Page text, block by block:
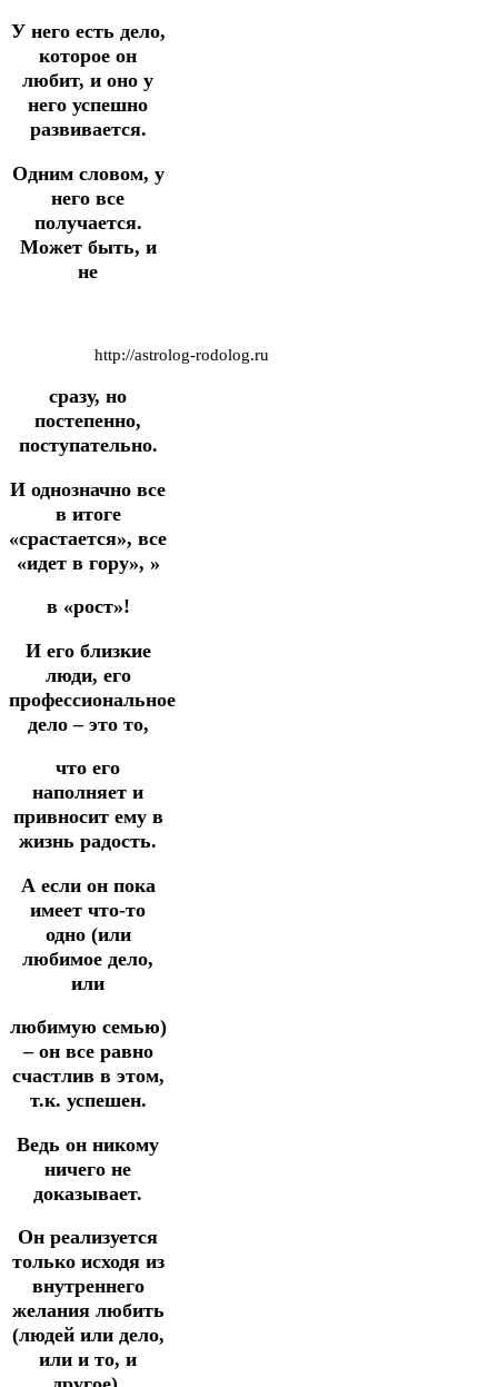
У него есть дело,
которое он
любит, и оно у
него успешно
развивается.
Одним словом, у
него все
получается.
Может быть, и
не
http://astrolog-rodolog.ru
сразу, но
постепенно,
поступательно.
И однозначно все
в итоге
«срастается», все
«идет в гору», »
в «рост»!
И его близкие
люди, его
профессиональное
дело – это то,
что его
наполняет и
привносит ему в
жизнь радость.
А если он пока
имеет что-то
одно (или
любимое дело,
или
любимую семью)
– он все равно
счастлив в этом,
т.к. успешен.
Ведь он никому
ничего не
доказывает.
Он реализуется
только исходя из
внутреннего
желания любить
(людей или дело,
или и то, и